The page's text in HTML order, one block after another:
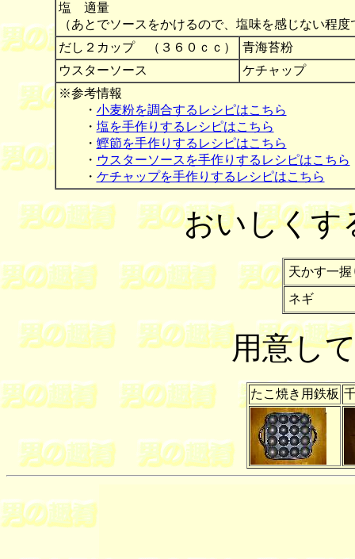
塩 適量
（あとでソースをかけるので、塩味を感じない程度
だし２カップ （３６０ｃｃ）
青海苔粉
ウスターソース
ケチャップ
※参考情報
・ 小麦粉を調合するレシピはこちら
・ 塩を手作りするレシピはこちら
・ 鰹節を手作りするレシピはこちら
・ ウスターソースを手作りするレシピはこちら
・ ケチャップを手作りするレシピはこちら
おいしくす
天かす一握
ネギ
用意し
たこ焼き用鉄板